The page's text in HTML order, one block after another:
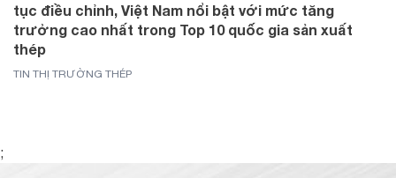
tục điều chỉnh, Việt Nam nổi bật với mức tăng
trưởng cao nhất trong Top 10 quốc gia sản xuất
thép
TIN THỊ TRƯỜNG THÉP
;